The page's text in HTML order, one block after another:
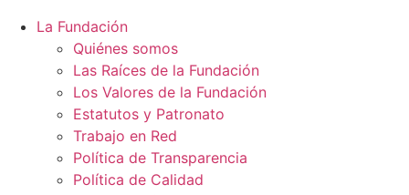
La Fundación
Quiénes somos
Las Raíces de la Fundación
Los Valores de la Fundación
Estatutos y Patronato
Trabajo en Red
Política de Transparencia
Política de Calidad